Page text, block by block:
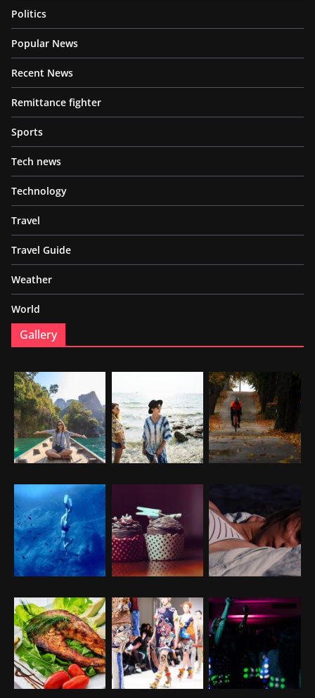
Politics
Popular News
Recent News
Remittance fighter
Sports
Tech news
Technology
Travel
Travel Guide
Weather
World
Gallery